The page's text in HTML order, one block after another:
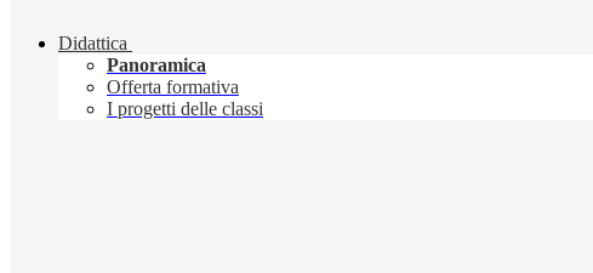
Didattica
Panoramica
Offerta formativa
I progetti delle classi